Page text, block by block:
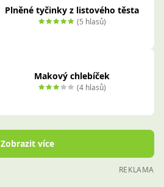
Plněné tyčinky z listového těsta
(5 hlasů)
Makový chlebíček
(4 hlasů)
Zobrazit více
REKLAMA